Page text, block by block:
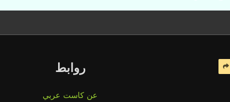
روابط
عن كاست عربي